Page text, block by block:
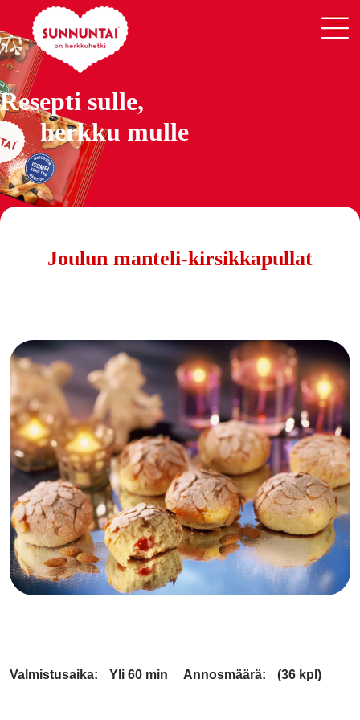
Resepti sulle,
herkku mulle
Joulun manteli-kirsikkapullat
Valmistusaika: Yli 60 min Annosmäärä: (36 kpl)